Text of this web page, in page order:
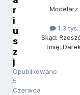
r
i
u
s
z
j
Opublikowano
5
Czerwca
Modelarz
1,3 tys.
Skąd:
Imię: